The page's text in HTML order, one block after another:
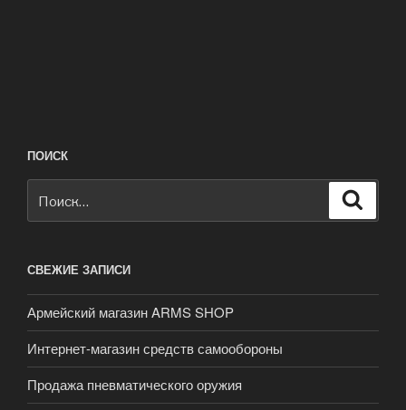
ПОИСК
СВЕЖИЕ ЗАПИСИ
Армейский магазин ARMS SHOP
Интернет-магазин средств самообороны
Продажа пневматического оружия